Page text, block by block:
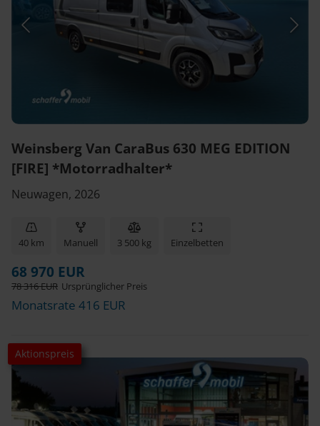
Weinsberg Van CaraBus 630 MEG EDITION
[FIRE] *Motorradhalter*
Neuwagen, 2026
40 km Manuell 3 500 kg Einzelbetten
68 970 EUR
78 316 EUR Ursprünglicher Preis
Monatsrate 416 EUR
Aktionspreis